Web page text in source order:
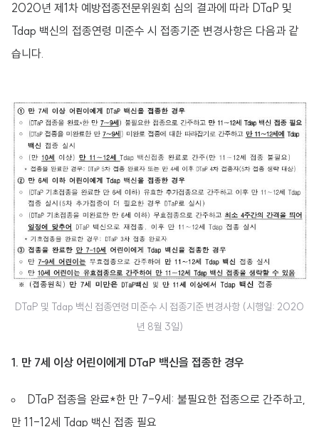
2020년 제1차 예방접종전문위원회 심의 결과에 따라 DTaP 및
Tdap 백신의 접종연령 미준수 시 접종기준 변경사항은 다음과 같
습니다.
DTaP 및 Tdap 백신 접종연령 미준수 시 접종기준 변경사항 (시행일: 2020
년 8월 3일)
1. 만 7세 이상 어린이에게 DTaP 백신을 접종한 경우
DTaP 접종을 완료*한 만 7-9세: 불필요한 접종으로 간주하고,
만 11-12세 Tdap 백신 접종 필요